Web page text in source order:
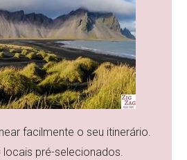
facilmente o seu itinerário.
locais pré-selecionados.